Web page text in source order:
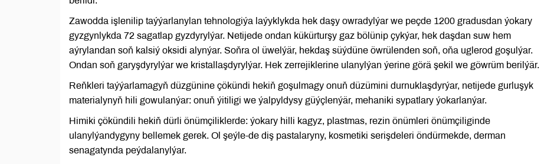
Zawodda işlenilip taýýarlanylan tehnologiýa laýyklykda hek daşy owradylýar we peçde 1200 gradusdan ýokary
gyzgynlykda 72 sagatlap gyzdyrylýar. Netijede ondan kükürturşy gaz bölünip çykýar, hek daşdan suw hem
aýrylandan soň kalsiý oksidi alynýar. Soňra ol üwelýär, hekdaş süýdüne öwrülenden soň, oňa uglerod goşulýar.
Ondan soň garyşdyrylýar we kristallaşdyrylýar. Hek zerrejiklerine ulanylýan ýerine görä şekil we göwrüm berilýär.
Reňkleri taýýarlamagyň düzgünine çökündi hekiň goşulmagy onuň düzümini durnuklaşdyrýar, netijede gurluşyk
materialynyň hili gowulanýar: onuň ýitiligi we ýalpyldysy güýçlenýär, mehaniki sypatlary ýokarlanýar.
Himiki çökündili hekiň dürli önümçiliklerde: ýokary hilli kagyz, plastmas, rezin önümleri önümçiliginde
ulanylýandygyny bellemek gerek. Ol şeýle-de diş pastalaryny, kosmetiki serişdeleri öndürmekde, derman
senagatynda peýdalanylýar.